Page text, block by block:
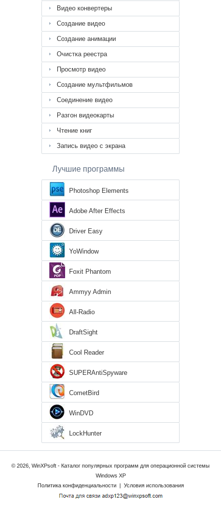
Видео конвертеры
Создание видео
Создание анимации
Очистка реестра
Просмотр видео
Создание мультфильмов
Соединение видео
Разгон видеокарты
Чтение книг
Запись видео с экрана
Лучшие программы
Photoshop Elements
Adobe After Effects
Driver Easy
YoWindow
Foxit Phantom
Ammyy Admin
All-Radio
DraftSight
Cool Reader
SUPERAntiSpyware
CometBird
WinDVD
LockHunter
© 2026, WinXPsoft - Каталог популярных программ для операционной системы
Windows XP
Политика конфиденциальности
| Условия использования